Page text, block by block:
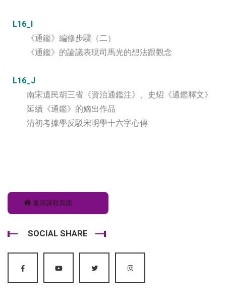
L16_I
《通鑑》編修步驟（二）
《通鑑》的論議表現司馬光的想法跟觀念
L16_J
南宋遺民胡三省《資治通鑑注》、史炤《通鑑釋文》
延續《通鑑》的嫡出作品
清初考據學反駁宋明學十六字心傳
返回課程頁面
SOCIAL SHARE